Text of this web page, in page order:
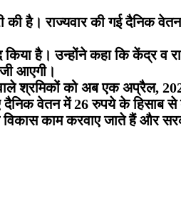
है। राज्यवार की गई दैनिक वेतन
है। उन्होंने कहा कि केंद्र व
आएगी।
श्रमिकों को अब एक अप्रैल,
दैनिक वेतन में 26 रुपये के हिसाब
काम करवाए जाते हैं और